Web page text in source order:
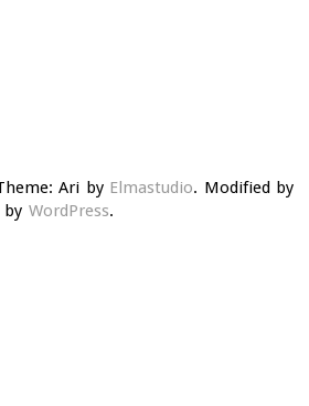
Ari by Elmastudio. Modified by
by WordPress.